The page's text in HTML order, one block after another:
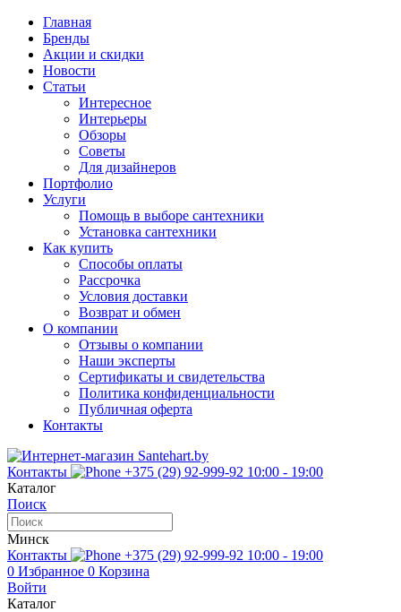
Главная
Бренды
Акции и скидки
Новости
Статьи
Интересное
Интерьеры
Обзоры
Советы
Для дизайнеров
Портфолио
Услуги
Помощь в выборе сантехники
Установка сантехники
Как купить
Способы оплаты
Рассрочка
Условия доставки
Возврат и обмен
О компании
Отзывы о компании
Наши эксперты
Сертификаты и свидетельства
Политика конфиденциальности
Публичная оферта
Контакты
Контакты +375 (29) 92-999-92 10:00 - 19:00
Каталог
Поиск
Минск
Контакты
+375 (29) 92-999-92 10:00 - 19:00
0 Избранное 0 Корзина
Войти
Каталог